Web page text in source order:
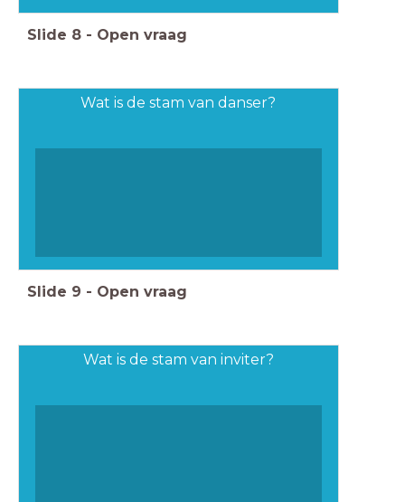
Slide 8 - Open vraag
Wat is de stam van danser?
Slide 9 - Open vraag
Wat is de stam van inviter?